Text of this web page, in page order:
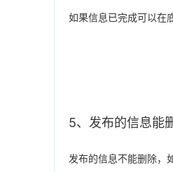
如果信息已完成可以在
5、发布的信息能
发布的信息不能删除，